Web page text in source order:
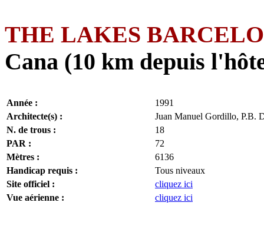
THE LAKES
Cana (10 km depuis
Année :
1991
Architecte(s) :
Juan Manuel Gordillo, P.B.
N. de trous :
18
PAR :
72
Mètres :
6136
Handicap requis :
Tous niveaux
Site officiel :
cliquez ici
Vue aérienne :
cliquez ici